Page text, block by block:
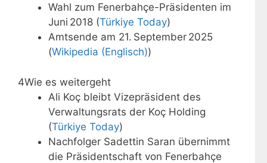
Wahl zum Fenerbahçe-Präsidenten im
Juni 2018 (Türkiye Today)
Amtsende am 21. September 2025
(Wikipedia (Englisch))
4Wie es weitergeht
Ali Koç bleibt Vizepräsident des
Verwaltungsrats der Koç Holding
(Türkiye Today)
Nachfolger Sadettin Saran übernimmt
die Präsidentschaft von Fenerbahçe